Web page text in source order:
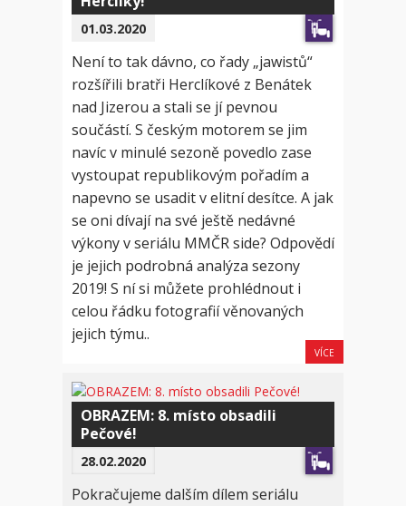
01.03.2020
Není to tak dávno, co řady „jawistů“
rozšířili bratři Herclíkové z Benátek
nad Jizerou a stali se jí pevnou
součástí. S českým motorem se jim
navíc v minulé sezoně povedlo zase
vystoupat republikovým pořadím a
napevno se usadit v elitní desítce. A jak
se oni dívají na své ještě nedávné
výkony v seriálu MMČR side? Odpovědí
je jejich podrobná analýza sezony
2019! S ní si můžete prohlédnout i
celou řádku fotografií věnovaných
jejich týmu..
VÍCE
OBRAZEM: 8. místo obsadili
Pečové!
28.02.2020
Pokračujeme dalším dílem seriálu